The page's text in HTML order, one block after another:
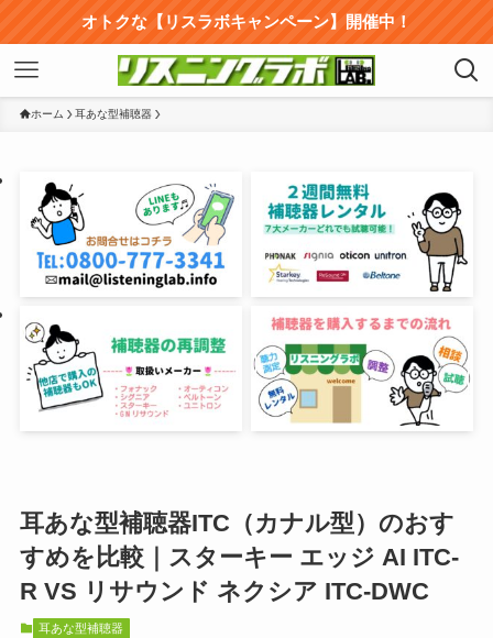
オトクな【リスラボキャンペーン】開催中！
ホーム 耳あな型補聴器
耳あな型補聴器ITC（カナル型）のおす
すめを比較｜スターキー エッジ AI ITC-
R VS リサウンド ネクシア ITC-DWC
耳あな型補聴器